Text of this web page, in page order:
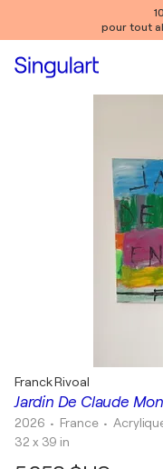
pour tout
Jardin De Claude
Franck Rivoal
2026 • France •
32 x 39 in